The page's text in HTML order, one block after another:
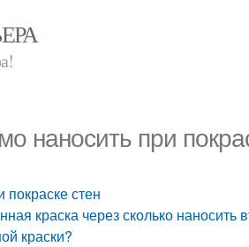
наносить при
стен
краска через сколько наносить
краски?